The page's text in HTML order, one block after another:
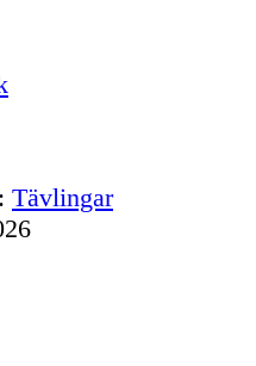
Tävlingar